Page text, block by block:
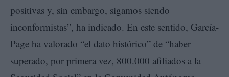
positivas y, sin embargo, sigamos siendo
inconformistas”, ha indicado. En este sentido, García-
Page ha valorado “el dato histórico” de “haber
superado, por primera vez, 800.000 afiliados a la